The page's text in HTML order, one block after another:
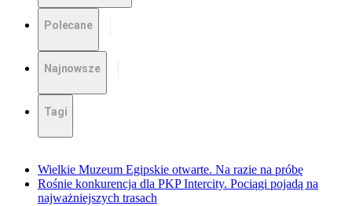
Polecane
Najnowsze
Tagi
Wielkie Muzeum Egipskie otwarte. Na razie na próbę
Rośnie konkurencja dla PKP Intercity. Pociągi pojadą na
najważniejszych trasach